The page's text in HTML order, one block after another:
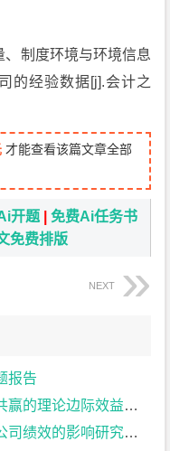
、制度环境与环境信息
的经验数据[j].会计之
才能查看该篇文章全部
开题 |免费Ai任务书
免费排版
NEXT
报告
边际效益研究开题报告
的影响研究开题报告